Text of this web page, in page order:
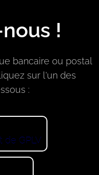
!
bancaire ou postal
sur l'un des
:
de GPLV